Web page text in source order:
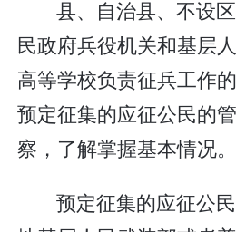
县、自治县、不设
民政府兵役机关和基层
高等学校负责征兵工作
预定征集的应征公民的
察，了解掌握基本情况。
预定征集的应征公